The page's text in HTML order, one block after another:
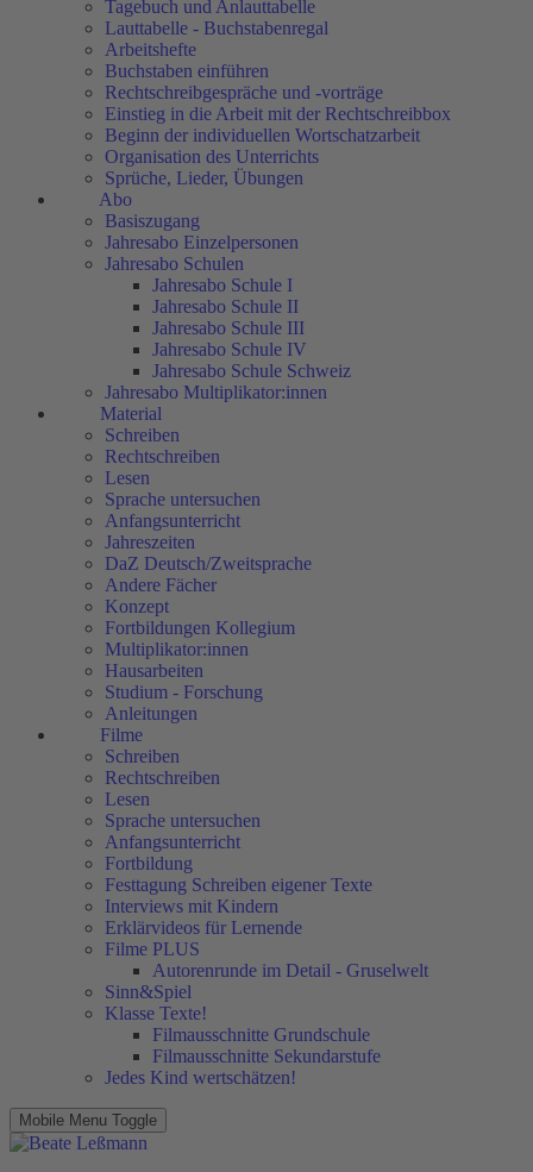
Tagebuch und Anlauttabelle
Lauttabelle - Buchstabenregal
Arbeitshefte
Buchstaben einführen
Rechtschreibgespräche und -vorträge
Einstieg in die Arbeit mit der Rechtschreibbox
Beginn der individuellen Wortschatzarbeit
Organisation des Unterrichts
Sprüche, Lieder, Übungen
Abo
Basiszugang
Jahresabo Einzelpersonen
Jahresabo Schulen
Jahresabo Schule I
Jahresabo Schule II
Jahresabo Schule III
Jahresabo Schule IV
Jahresabo Schule Schweiz
Jahresabo Multiplikator:innen
Material
Schreiben
Rechtschreiben
Lesen
Sprache untersuchen
Anfangsunterricht
Jahreszeiten
DaZ Deutsch/Zweitsprache
Andere Fächer
Konzept
Fortbildungen Kollegium
Multiplikator:innen
Hausarbeiten
Studium - Forschung
Anleitungen
Filme
Schreiben
Rechtschreiben
Lesen
Sprache untersuchen
Anfangsunterricht
Fortbildung
Festtagung Schreiben eigener Texte
Interviews mit Kindern
Erklärvideos für Lernende
Filme PLUS
Autorenrunde im Detail - Gruselwelt
Sinn&Spiel
Klasse Texte!
Filmausschnitte Grundschule
Filmausschnitte Sekundarstufe
Jedes Kind wertschätzen!
Mobile Menu Toggle